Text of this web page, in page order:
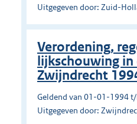
Uitgegeven door: Zuid-
Verordening,
lijkschouwing in
Zwijndrecht
Geldend van 01-01-1994
Uitgegeven door: